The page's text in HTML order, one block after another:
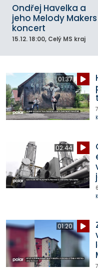
Ondřej Havelka a
jeho Melody
koncert
15.12. 18:00, Celý MS kraj
01:37
02:44
01:20